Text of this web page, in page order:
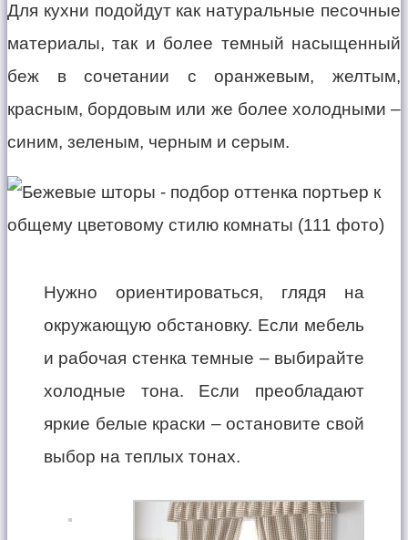
Для кухни подойдут как натуральные песочные
материалы, так и более темный насыщенный
беж в сочетании с оранжевым, желтым,
красным, бордовым или же более холодными –
синим, зеленым, черным и серым.
Нужно ориентироваться, глядя на
окружающую обстановку. Если мебель
и рабочая стенка темные – выбирайте
холодные тона. Если преобладают
яркие белые краски – остановите свой
выбор на теплых тонах.